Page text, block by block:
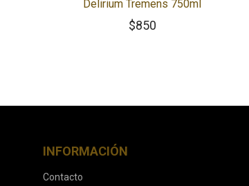
Delirium Tremens 750ml
$850
INFORMACIÓN
Contacto